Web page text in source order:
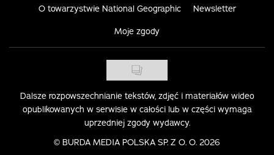
O towarzystwie National Geographic Newsletter
Moje zgody
Dalsze rozpowszechnianie tekstów, zdjęć i materiałów wideo
opublikowanych w serwisie w całości lub w części wymaga
uprzedniej zgody wydawcy.
© BURDA MEDIA POLSKA SP. Z O. O. 2026